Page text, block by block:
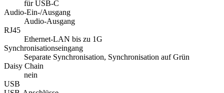
für USB-C
Audio-Ein-/Ausgang
Audio-Ausgang
RJ45
Ethernet-LAN bis zu 1G
Synchronisationseingang
Separate Synchronisation, Synchronisation auf Grün
Daisy Chain
nein
USB